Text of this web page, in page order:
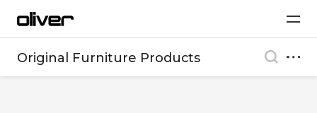
Original Furniture Products